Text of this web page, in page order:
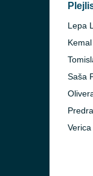
Lepa
Saša